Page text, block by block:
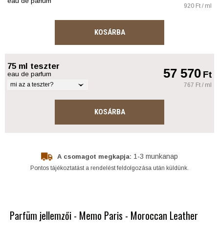
920 Ft / ml
KOSÁRBA
75 ml teszter
eau de parfum
mi az a teszter?
57 570Ft
767 Ft / ml
KOSÁRBA
A csomagot megkapja: 1-3 munkanap
Pontos tájékoztatást a rendelést feldolgozása után küldünk.
Parfüm jellemzői - Memo Paris - Moroccan Leather